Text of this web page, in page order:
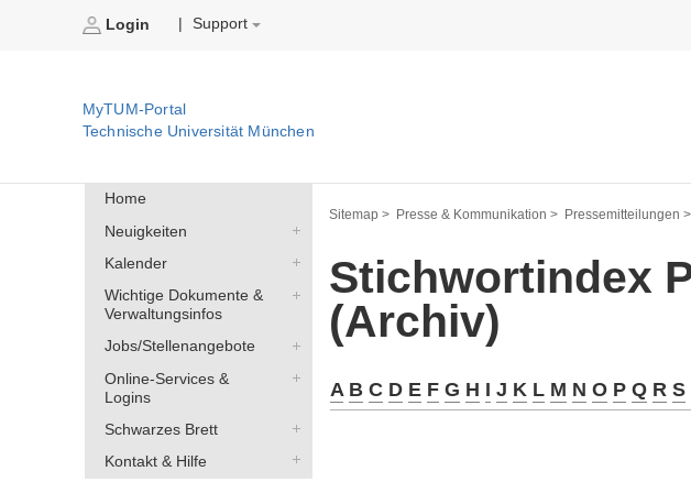
Login Support
MyTUM-Portal
Technische Universität München
Home
Neuigkeiten
Kalender
Wichtige Dokumente &
Verwaltungsinfos
Jobs/Stellenangebote
Online-Services &
Logins
Schwarzes Brett
Kontakt & Hilfe
Sitemap > Presse & Kommunikation > Pressemitteilungen >
Stichwortindex
(Archiv)
A B C D E F G H I J K L M N O P Q R S